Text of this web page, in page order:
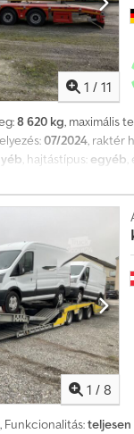
1 / 11
8 620 kg, maximális
07/2024, raktér
, hajtástípus: egyéb,
,
kb. 990 mm, 12 db
Nox Ab Seha
információk: !
1 / 8
, Funkcionalitás: